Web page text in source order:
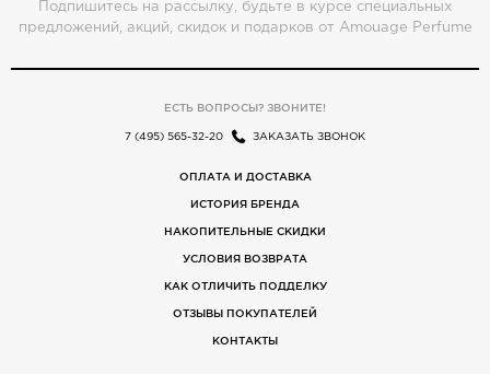
Подпишитесь на рассылку, будьте в курсе специальных
предложений, акций, скидок и подарков от Amouage Perfume
ЕСТЬ ВОПРОСЫ? ЗВОНИТЕ!
7 (495) 565-32-20 ЗАКАЗАТЬ ЗВОНОК
ОПЛАТА И ДОСТАВКА
ИСТОРИЯ БРЕНДА
НАКОПИТЕЛЬНЫЕ СКИДКИ
УСЛОВИЯ ВОЗВРАТА
КАК ОТЛИЧИТЬ ПОДДЕЛКУ
ОТЗЫВЫ ПОКУПАТЕЛЕЙ
КОНТАКТЫ